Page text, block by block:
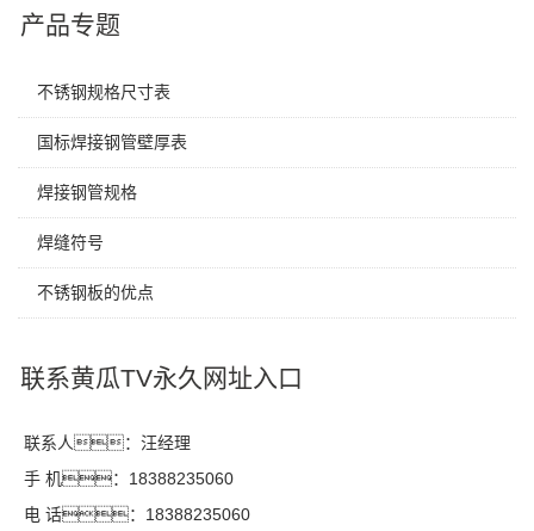
产品专题
不锈钢规格尺寸表
国标焊接钢管壁厚表
焊接钢管规格
焊缝符号
不锈钢板的优点
联系黄瓜TV永久网址入口
联系人：汪经理
手 机：18388235060
电 话：18388235060